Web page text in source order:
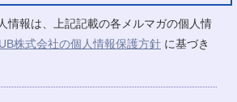
情報は、上記記載の各メルマガの個人情
株式会社の個人情報保護方針 に基づき